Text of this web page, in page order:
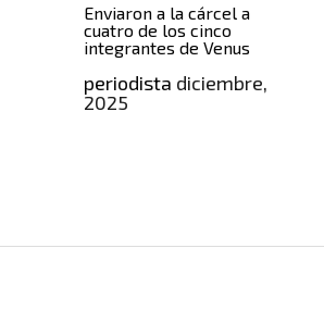
Enviaron a la cárcel a
cuatro de los cinco
integrantes de Venus
periodista diciembre,
2025